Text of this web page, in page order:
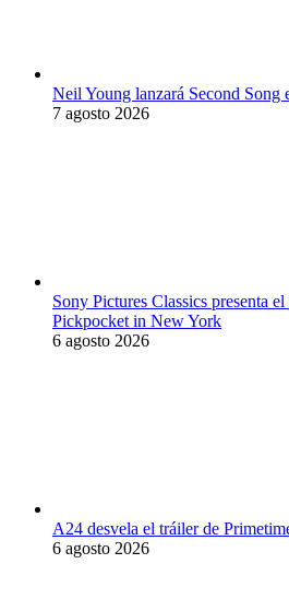
Neil Young lanzará Second Song
7 agosto 2026
Sony Pictures Classics presenta
Pickpocket in New York
6 agosto 2026
A24 desvela el tráiler de
6 agosto 2026